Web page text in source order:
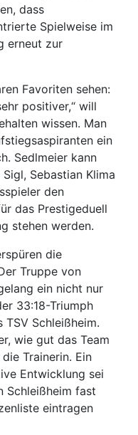
dass
Spielweise im
erneut zur
Favoriten sehen:
positiver,“ will
wissen. Man
ein
Sedlmeier kann
Sebastian Klima
den
das Prestigeduell
stehen werden.
die
Truppe von
ein nicht nur
33:18-Triumph
TSV Schleißheim.
wie gut das Team
Trainerin. Ein
Entwicklung sei
Schleißheim fast
eintragen